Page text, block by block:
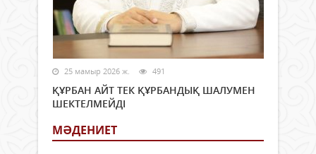
25 мамыр 2026 ж. 491
ҚҰРБАН АЙТ ТЕК ҚҰРБАНДЫҚ ШАЛУМЕН
ШЕКТЕЛМЕЙДІ
МӘДЕНИЕТ